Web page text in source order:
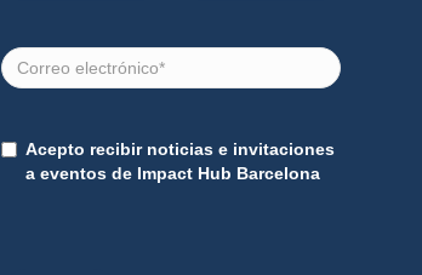
Correo
electrónico
Consentimiento
Acepto recibir noticias e invitaciones
a eventos de Impact Hub Barcelona